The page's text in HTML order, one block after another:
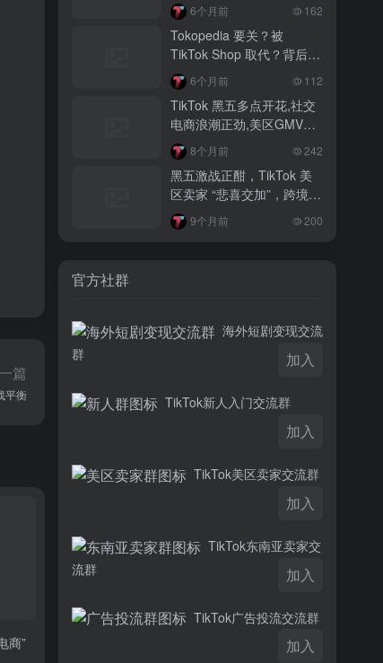
篇
平衡
商”
越南监管出手核查Shopee、TikTok
Shop涨价行为，佣金调整遭调查
TikTok Shop 印尼推出出海项目 助力本
土品牌开拓东南亚市场
TikTok Shop 英美周榜出炉 美妆家居成
6个月前 162
Tokopedia 要关？被
TikTok Shop 取代？背后真
相大揭秘！
6个月前 112
TikTok 黑五多点开花,社交
电商浪潮正劲,美区GMV突
破35亿8个月前 242
黑五激战正酣，TikTok 美
区卖家 “悲喜交加”，跨境电
商路在何方？
9个月前 200
官方社群
海外短剧变现交流
群
加入
TikTok新人入门交流群
加入
TikTok美区卖家交流群
加入
TikTok东南亚卖家交
流群
加入
TikTok广告投流交流群
加入